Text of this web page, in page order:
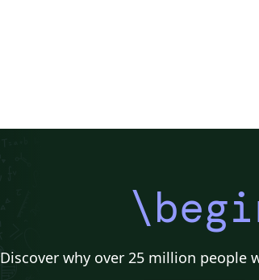
Discover why over 25 million